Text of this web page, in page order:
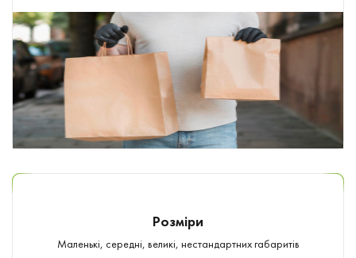
Розміри
Маленькі, середні, великі, нестандартних габаритів